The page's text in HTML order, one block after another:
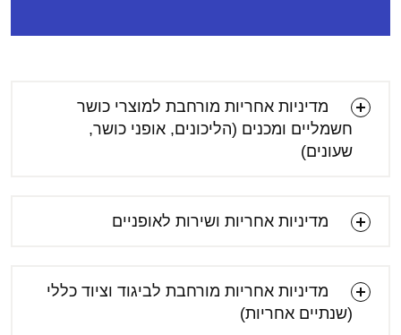
מדיניות אחריות מורחבת למוצרי כושר
חשמליים ומכנים (הליכונים, אופני כושר,
שעונים)
מדיניות אחריות ושירות לאופניים
מדיניות אחריות מורחבת לביגוד וציוד כללי
(שנתיים אחריות)